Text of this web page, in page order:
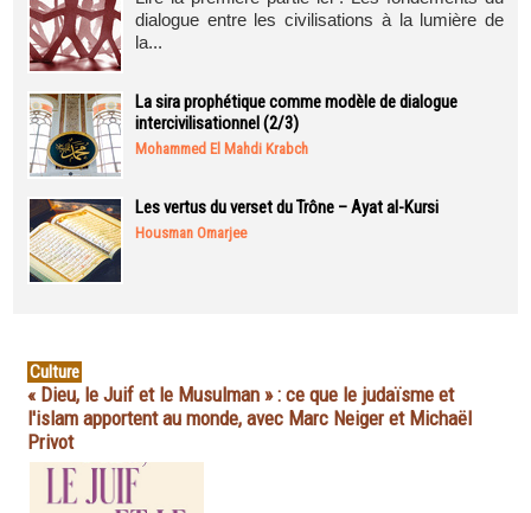
dialogue entre les civilisations à la lumière de
la...
La sira prophétique comme modèle de dialogue
intercivilisationnel (2/3)
Mohammed El Mahdi Krabch
Les vertus du verset du Trône – Ayat al-Kursi
Housman Omarjee
Culture
« Dieu, le Juif et le Musulman » : ce que le judaïsme et
l'islam apportent au monde, avec Marc Neiger et Michaël
Privot